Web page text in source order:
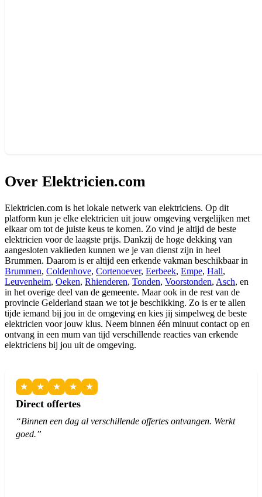
Over Elektricien.com
Elektricien.com is het lokale netwerk van elektriciens. Op dit
platform kun je elke elektricien uit jouw omgeving vergelijken met
elkaar om tot de juiste keus te komen. Zo vind je altijd de beste
elektricien voor de laagste prijs. Dankzij de hoge dekking van
aangesloten vaklieden kunnen we je van dienst zijn in heel
Brummen. Daarom is er altijd een erkende vakman beschikbaar in
Brummen, Coldenhove, Cortenoever, Eerbeek, Empe, Hall,
Leuvenheim, Oeken, Rhienderen, Tonden, Voorstonden, Asch, en
in het overige deel van de gemeente. Maar ook in de rest van de
provincie Gelderland staan we tot je beschikking. Zo is er te allen
tijde iemand bij jou in de omgeving en kies jij simpelweg de beste
elektricien voor jouw klus. Neem binnen één minuut contact op en
ontvang in een mum van tijd verschillende reacties van erkende
elektriciens bij jou uit de omgeving.
★ ★ ★ ★ ★
Direct offertes
“Binnen een dag al verschillende offertes ontvangen. Werkt
goed.”